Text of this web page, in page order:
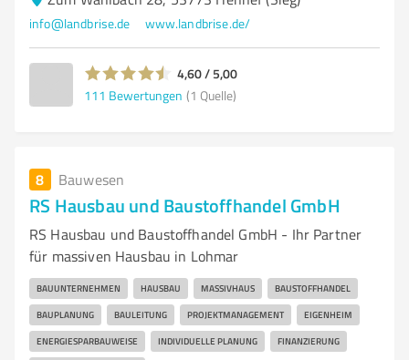
info@landbrise.de www.landbrise.de/
4,60 / 5,00
111 Bewertungen (1 Quelle)
8 Bauwesen
RS Hausbau und Baustoffhandel GmbH
RS Hausbau und Baustoffhandel GmbH - Ihr Partner
für massiven Hausbau in Lohmar
BAUUNTERNEHMEN HAUSBAU MASSIVHAUS BAUSTOFFHANDEL
BAUPLANUNG BAULEITUNG PROJEKTMANAGEMENT EIGENHEIM
ENERGIESPARBAUWEISE INDIVIDUELLE PLANUNG FINANZIERUNG